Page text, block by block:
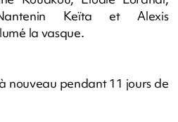
Keïta et Alexis
la vasque.
nouveau pendant 11 jours de